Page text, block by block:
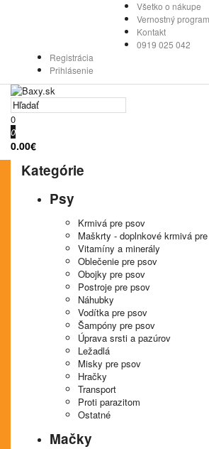
Všetko o nákupe
Vernostný program
Kontakt
0919 025 042
Registrácia
Prihlásenie
0
0
0.00€
Kategórie
Psy
Krmivá pre psov
Maškrty - doplnkové krmivá
Vitamíny a minerály
Oblečenie pre psov
Obojky pre psov
Postroje pre psov
Náhubky
Vodítka pre psov
Šampóny pre psov
Úprava srsti a pazúrov
Ležadlá
Misky pre psov
Hračky
Transport
Proti parazitom
Ostatné
Mačky